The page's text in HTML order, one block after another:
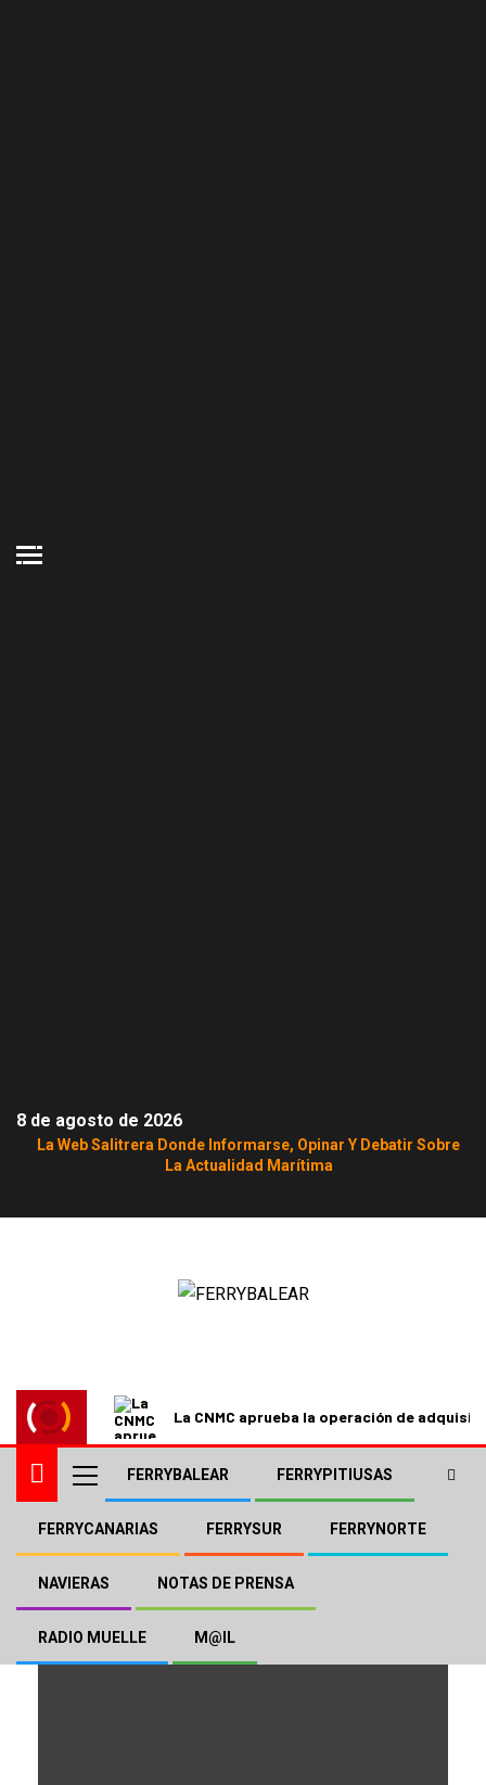
8 de agosto de 2026
La Web Salitrera Donde Informarse, Opinar Y Debatir Sobre
La Actualidad Marítima
La CNMC aprueba la operación de
FERRYBALEAR FERRYPITIUSAS
FERRYCANARIAS FERRYSUR FERRYNORTE
NAVIERAS NOTAS DE PRENSA
RADIO MUELLE M@IL
Fairweather